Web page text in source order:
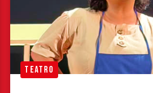
TEATRO